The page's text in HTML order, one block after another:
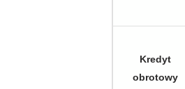
Kredyt
obrotowy